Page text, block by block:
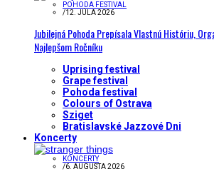
POHODA FESTIVAL
/12. JÚLA 2026
Jubilejná Pohoda Prepísala Vlastnú Históriu,
Najlepšom Ročníku
Uprising festival
Grape festival
Pohoda festival
Colours of Ostrava
Sziget
Bratislavské Jazzové Dni
Koncerty
KONCERTY
/6. AUGUSTA 2026